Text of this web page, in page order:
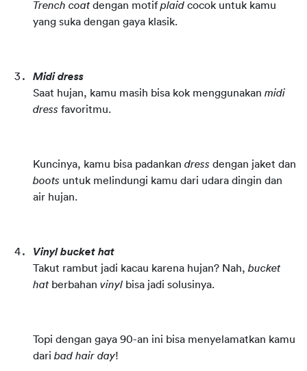
Trench coat dengan motif plaid cocok untuk kamu
yang suka dengan gaya klasik.
Midi dress
Saat hujan, kamu masih bisa kok menggunakan midi
dress favoritmu.
Kuncinya, kamu bisa padankan dress
boots untuk melindungi kamu dari udara dingin dan
air hujan.
Vinyl bucket hat
Takut rambut jadi kacau karena hujan? Nah, bucket
hat berbahan vinyl bisa jadi solusinya.
Topi dengan gaya 90-an ini bisa menyelamatkan kamu
dari bad hair day!